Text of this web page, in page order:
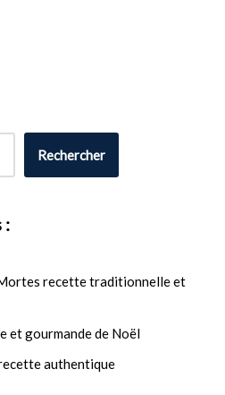
Rechercher
:
recette traditionnelle et
et gourmande de Noël
authentique